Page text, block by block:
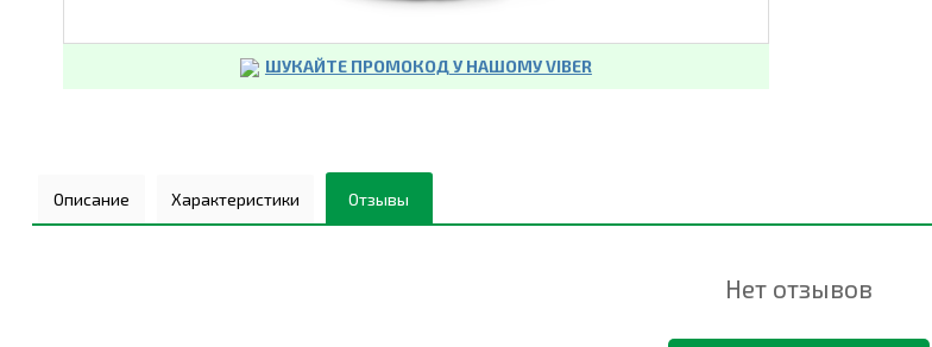
ШУКАЙТЕ ПРОМОКОД У НАШОМУ VIBER
Описание Характеристики Отзывы
Нет отзывов